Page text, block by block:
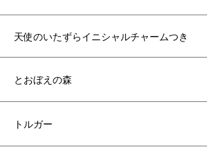
天使のいたずらイニシャルチャームつき
とおぼえの森
トルガー